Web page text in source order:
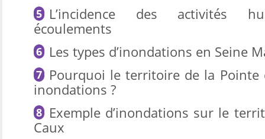
L’incidence des activités
écoulements
Les types d’inondations en Seine
Pourquoi le territoire de la Pointe
inondations ?
Exemple d’inondations sur le
Caux